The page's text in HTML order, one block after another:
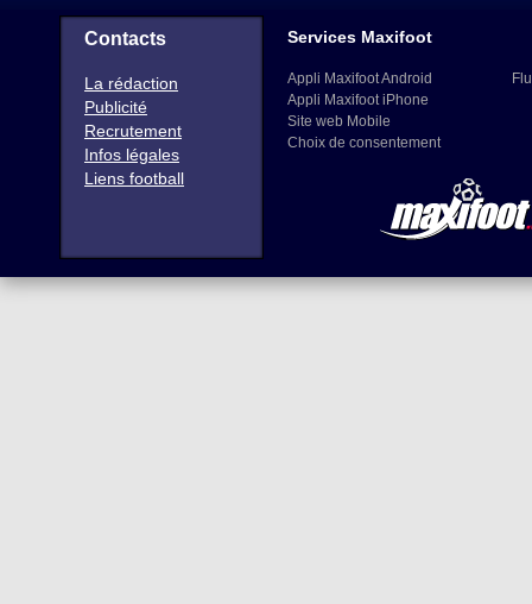
Contacts
La rédaction
Publicité
Recrutement
Infos légales
Liens football
Services Maxifoot
Appli Maxifoot Android
Appli Maxifoot iPhone
Site web Mobile
Choix de consentement